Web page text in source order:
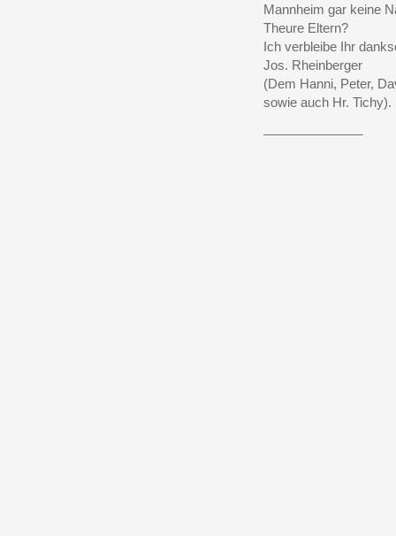
Mannheim gar keine
Theure Eltern?
Ich verbleibe Ihr
Jos. Rheinberger
(Dem Hanni, Peter,
sowie auch Hr. Tichy).